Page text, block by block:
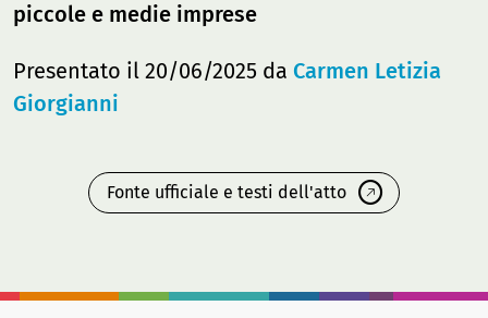
piccole e medie imprese
Presentato il 20/06/2025 da Carmen Letizia
Giorgianni
Fonte ufficiale e testi dell'atto